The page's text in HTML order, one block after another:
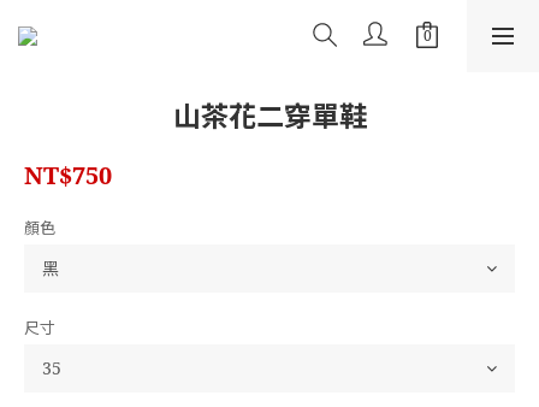
山茶花二穿單鞋
NT$750
顏色
尺寸